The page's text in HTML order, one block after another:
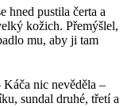
hned pustila čerta a
kožich. Přemýšlel,
mu, aby ji tam
nic nevěděla –
sundal druhé, třetí a